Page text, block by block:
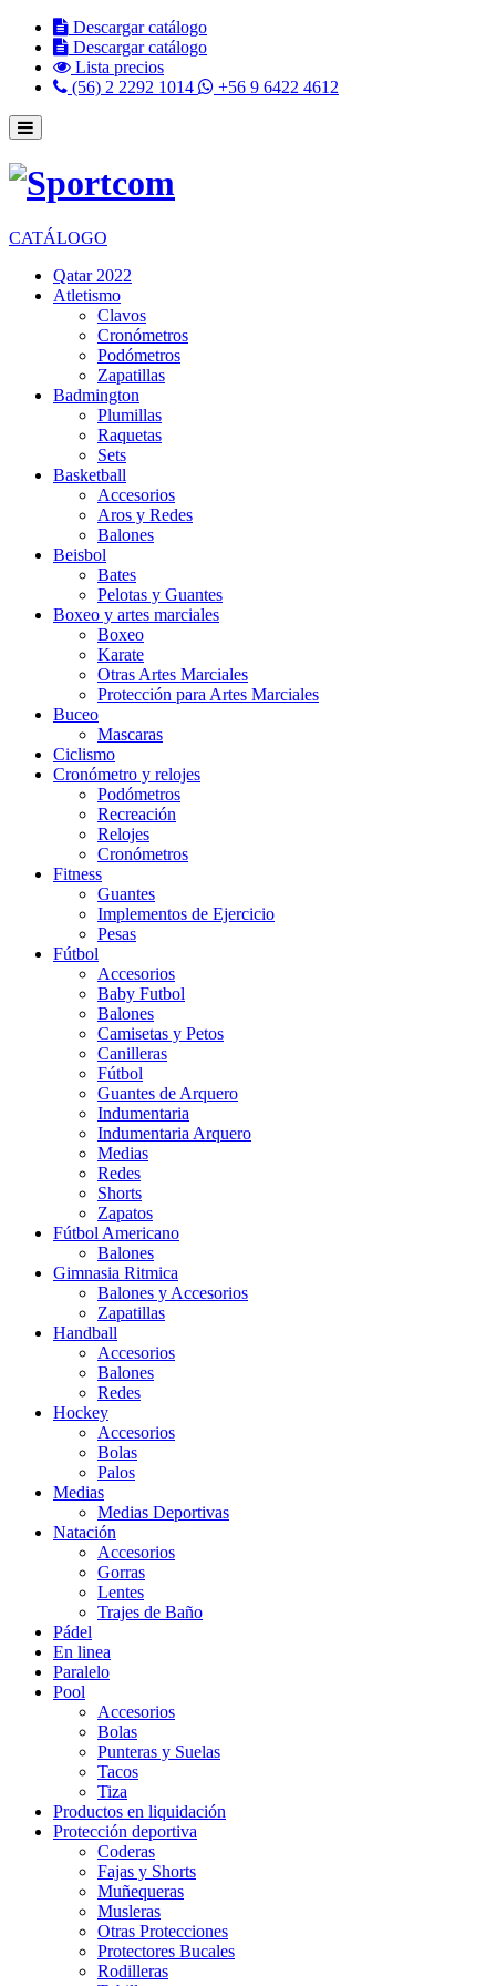
Descargar catálogo
Descargar catálogo
Lista precios
(56) 2 2292 1014
+56 9 6422 4612
CATÁLOGO
Qatar 2022
Atletismo
Clavos
Cronómetros
Podómetros
Zapatillas
Badmington
Plumillas
Raquetas
Sets
Basketball
Accesorios
Aros y Redes
Balones
Beisbol
Bates
Pelotas y Guantes
Boxeo y artes marciales
Boxeo
Karate
Otras Artes Marciales
Protección para Artes Marciales
Buceo
Mascaras
Ciclismo
Cronómetro y relojes
Podómetros
Recreación
Relojes
Cronómetros
Fitness
Guantes
Implementos de Ejercicio
Pesas
Fútbol
Accesorios
Baby Futbol
Balones
Camisetas y Petos
Canilleras
Fútbol
Guantes de Arquero
Indumentaria
Indumentaria Arquero
Medias
Redes
Shorts
Zapatos
Fútbol Americano
Balones
Gimnasia Ritmica
Balones y Accesorios
Zapatillas
Handball
Accesorios
Balones
Redes
Hockey
Accesorios
Bolas
Palos
Medias
Medias Deportivas
Natación
Accesorios
Gorras
Lentes
Trajes de Baño
Pádel
En linea
Paralelo
Pool
Accesorios
Bolas
Punteras y Suelas
Tacos
Tiza
Productos en liquidación
Protección deportiva
Coderas
Fajas y Shorts
Muñequeras
Musleras
Otras Protecciones
Protectores Bucales
Rodilleras